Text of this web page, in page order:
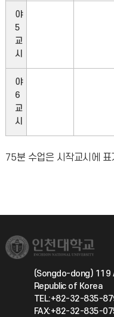
야
5
교
시
야
6
교
시
75분 수업은 시작교시에
(Songdo-dong) 119
Republic of Korea
TEL:+82-32-835-
FAX:+82-32-835-